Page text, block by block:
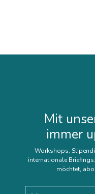
Mit
immer
Workshops,
internationale
möchtet,